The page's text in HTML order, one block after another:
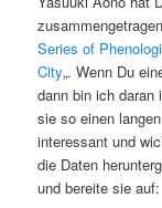
Series of
City„. Wenn Du
dann bin ich daran
sie so einen
interessant und
die Daten
und bereite sie auf: